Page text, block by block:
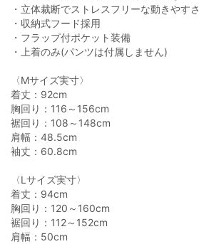
・立体裁断でストレスフリーな動きやすさ
・収納式フード採用
・フラップ付ポケット装備
・上着のみ(パンツは付属しません)
〈Mサイズ実寸〉
着丈：92cm
胸回り：116～156cm
裾回り：108～148cm
肩幅：48.5cm
袖丈：60.8cm
〈Lサイズ実寸〉
着丈：94cm
胸回り：120～160cm
裾回り：112～152cm
肩幅：50cm